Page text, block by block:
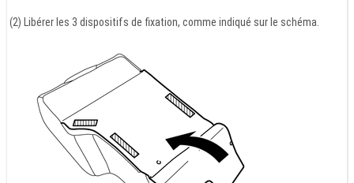
(2) Libérer les 3 dispositifs de fixation, comme indiqué sur le schéma.